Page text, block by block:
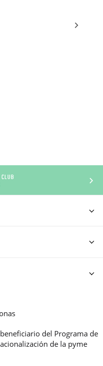
del Programa de
de la pyme